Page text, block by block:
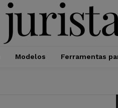
Modelos Ferramentas